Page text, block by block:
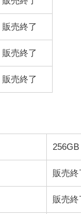
販売終了
販売終了
販売終了
256GB
販売終
販売終